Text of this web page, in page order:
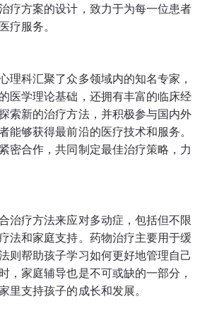
疗方案的设计，致力于为每一位患者
疗服务。
理科汇聚了众多领域内的知名专家，
医学理论基础，还拥有丰富的临床经
索新的治疗方法，并积极参与国内外
能够获得最前沿的医疗技术和服务。
密合作，共同制定最佳治疗策略，力
治疗方法来应对多动症，包括但不限
法和家庭支持。药物治疗主要用于缓
则帮助孩子学习如何更好地管理自己
，家庭辅导也是不可或缺的一部分，
里支持孩子的成长和发展。